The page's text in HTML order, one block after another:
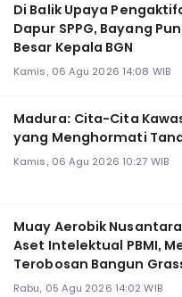
Di Balik Upaya
Dapur SPPG, Bayang
Besar Kepala BGN
Kamis, 06 Agu 2026 14:08 WIB
Madura: Cita-Cita
yang Menghormati
Kamis, 06 Agu 2026 10:27 WIB
Muay Aerobik
Aset Intelektual PBMI,
Terobosan Bangun
Rabu, 05 Agu 2026 14:02 WIB